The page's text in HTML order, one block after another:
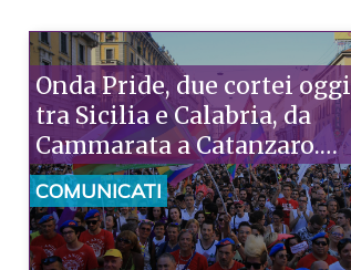
Onda Pride, due cortei oggi
tra Sicilia e Calabria, da
Cammarata a Catanzaro.
Piazzoni: «Raccontano la
nostra ostinazione»
COMUNICATI